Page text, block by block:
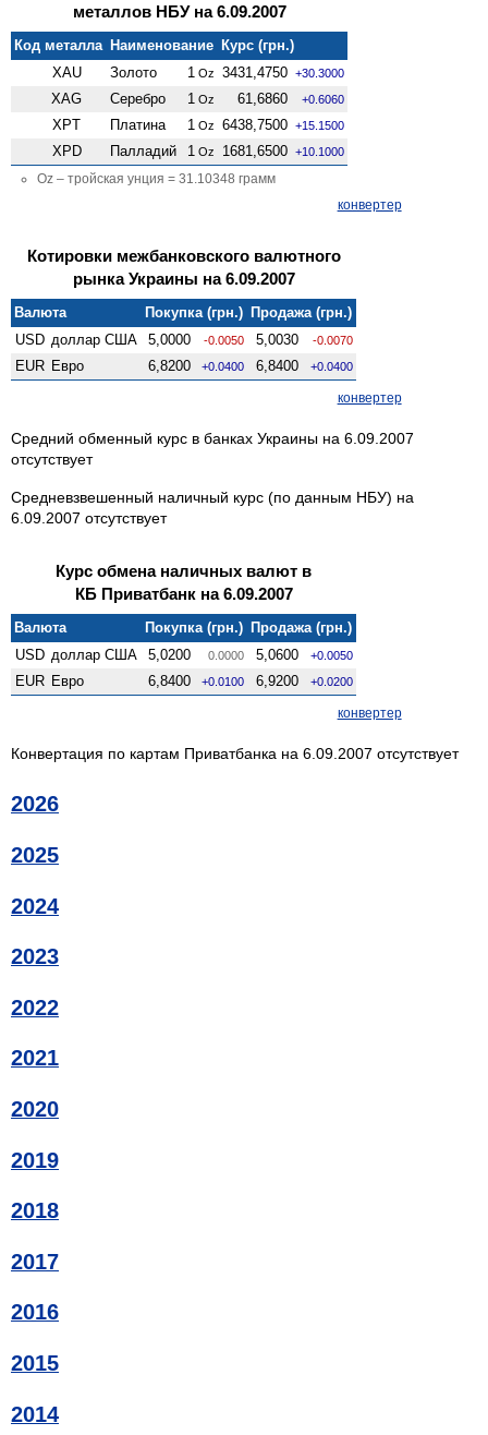
металлов НБУ на 6.09.2007
Код металла Наименование Курс (грн.)
XAU
Золото 1 Oz 3431,4750 +30.3000
XAG Серебро 1 Oz 61,6860 +0.6060
XPT Платина 1 Oz 6438,7500 +15.1500
XPD Палладий 1 Oz 1681,6500 +10.1000
Oz – тройская унция = 31.10348 грамм
конвертер
Котировки межбанковского валютного
рынка Украины на 6.09.2007
Валюта Покупка (грн.) Продажа (грн.)
USD доллар США 5,0000 -0.0050 5,0030 -0.0070
EUR Евро 6,8200 +0.0400 6,8400 +0.0400
конвертер
Средний обменный курс в банках Украины на 6.09.2007
отсутствует
Средневзвешенный наличный курс (по данным НБУ) на
6.09.2007 отсутствует
Курс обмена наличных валют в
КБ Приватбанк на 6.09.2007
Валюта Покупка (грн.) Продажа (грн.)
USD доллар США 5,0200 0.0000 5,0600 +0.0050
EUR Евро 6,8400 +0.0100 6,9200 +0.0200
конвертер
Конвертация по картам Приватбанка на 6.09.2007 отсутствует
2026
2025
2024
2023
2022
2021
2020
2019
2018
2017
2016
2015
2014